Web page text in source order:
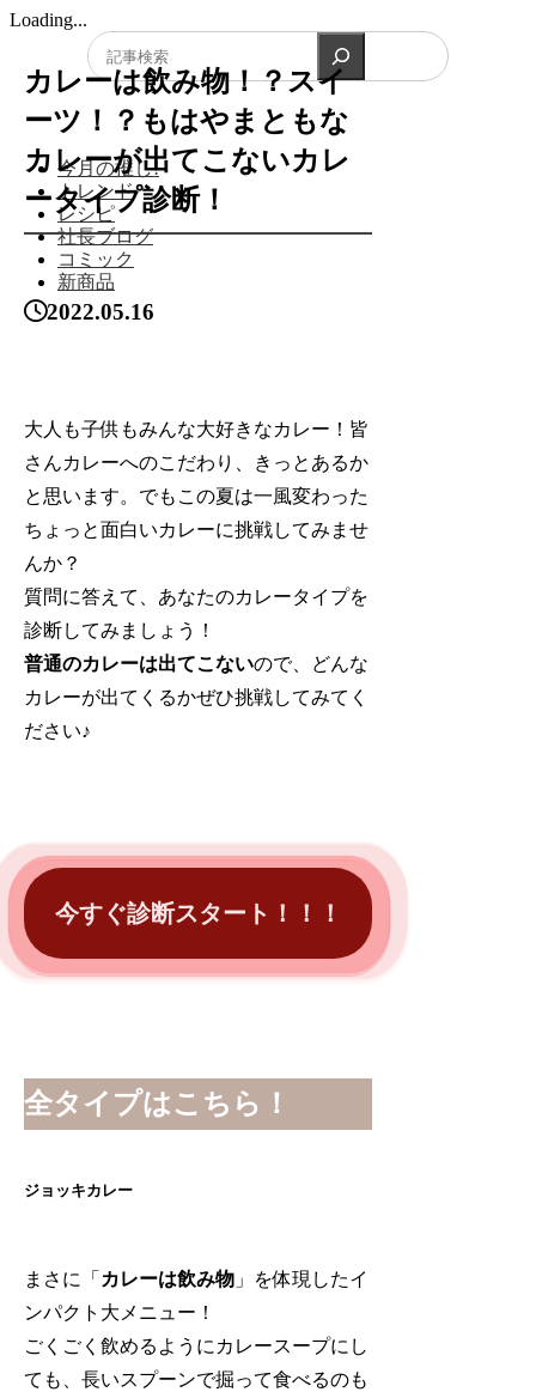
Loading...
今月の推し!
トレンド
レシピ
社長ブログ
コミック
新商品
カレーは飲み物！？スイ
ーツ！？もはやまともな
カレーが出てこないカレ
ータイプ診断！
2022.05.16
大人も子供もみんな大好きなカレー！皆
さんカレーへのこだわり、きっとあるか
と思います。でもこの夏は一風変わった
ちょっと面白いカレーに挑戦してみませ
んか？
質問に答えて、あなたのカレータイプを
診断してみましょう！
普通のカレーは出てこないので、どんな
カレーが出てくるかぜひ挑戦してみてく
ださい♪
今すぐ診断スタート！！！
全タイプはこちら！
ジョッキカレー
まさに「 カレーは飲み物 」を体現したイ
ンパクト大メニュー！
ごくごく飲めるようにカレースープにし
ても、長いスプーンで掘って食べるのも